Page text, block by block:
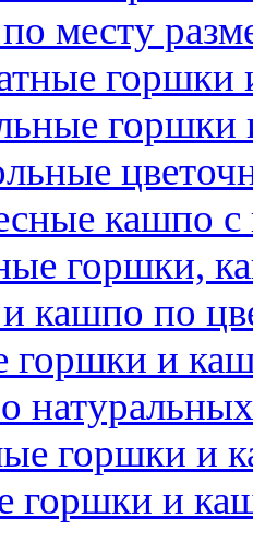
месту
горшки
горшки
кашпо с
горшки,
кашпо по
горшки и
горшки и
горшки и